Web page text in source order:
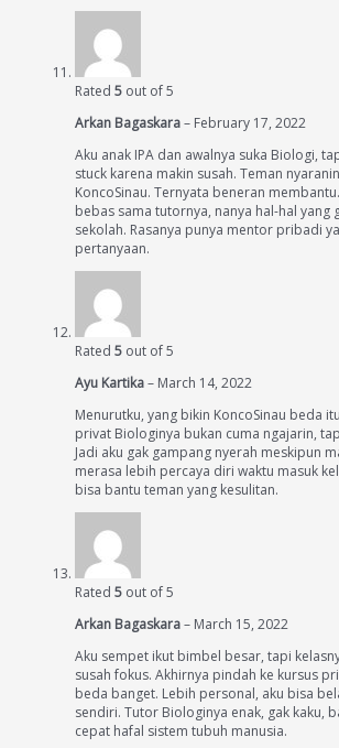
Rated 5 out of 5
Arkan Bagaskara– February 17, 2022
Aku anak IPA dan awalnya suka Biologi,
stuck karena makin susah. Teman
KoncoSinau. Ternyata beneran
bebas sama tutornya, nanya hal-hal yang
sekolah. Rasanya punya mentor pribadi
pertanyaan.
Rated 5 out of 5
Ayu Kartika– March 14, 2022
Menurutku, yang bikin KoncoSinau beda
privat Biologinya bukan cuma ngajarin,
Jadi aku gak gampang nyerah meskipun
merasa lebih percaya diri waktu masuk
bisa bantu teman yang kesulitan.
Rated 5 out of 5
Arkan Bagaskara– March 15, 2022
Aku sempet ikut bimbel besar, tapi
susah fokus. Akhirnya pindah ke kursus
beda banget. Lebih personal, aku bisa
sendiri. Tutor Biologinya enak, gak kaku,
cepat hafal sistem tubuh manusia.